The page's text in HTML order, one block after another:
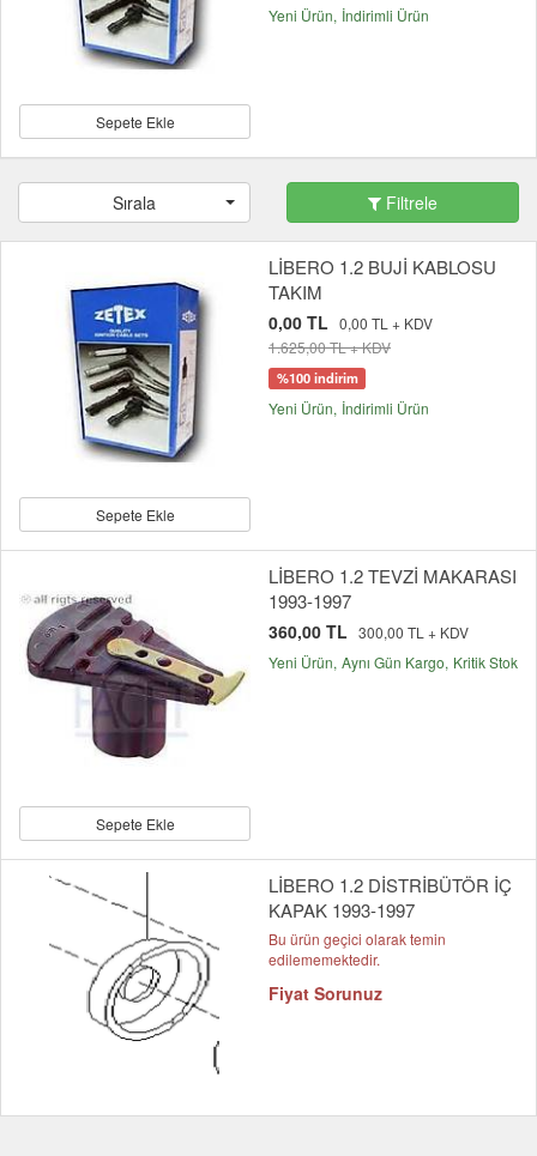
Sepete Ekle
Yeni Ürün İndirimli Ürün
Sırala Filtrele
Sepete Ekle
LİBERO 1.2 BUJİ KABLOSU
TAKIM
0,00 TL 0,00 TL + KDV
1.625,00 TL + KDV
%100 indirim
Yeni Ürün İndirimli Ürün
Sepete Ekle
LİBERO 1.2 TEVZİ MAKARASI
1993-1997
360,00 TL 300,00 TL + KDV
Yeni Ürün Aynı Gün Kargo Kritik Stok
LİBERO 1.2 DİSTRİBÜTÖR İÇ
KAPAK 1993-1997
Bu ürün geçici olarak temin
edilememektedir.
Fiyat Sorunuz